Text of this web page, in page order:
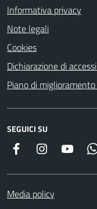
Informativa privacy
Note legali
Cookies
Dichiarazione di
Piano di
SEGUICI SU
Facebook Instagram
Media policy